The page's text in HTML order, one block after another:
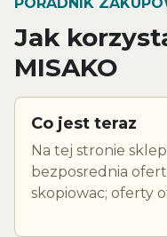
Jak
MISAKO
Co jest teraz
Na tej stronie
bezposrednia
skopiowac; oferty